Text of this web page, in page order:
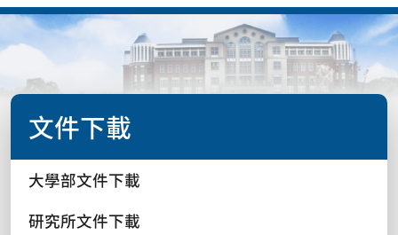
文件下載
大學部文件下載
研究所文件下載